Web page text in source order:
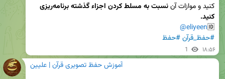
کنید و موازات آن
کنید.
🆔
@eliyeen
#حفظ_قرآن#حفظ
1 ۱۸:۵۶
آموزش حفظ تصویری قرآن | علیین